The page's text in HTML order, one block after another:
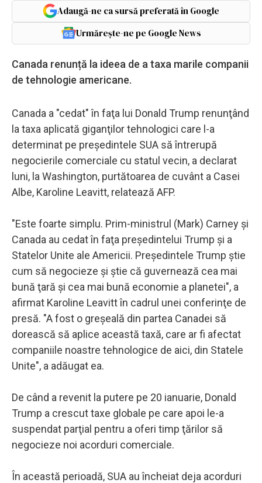
Adaugă-ne ca sursă preferată în Google
Urmărește-ne pe Google News
Canada renunță la ideea de a taxa marile companii
de tehnologie americane.
Canada a "cedat" în faţa lui Donald Trump renunţând
la taxa aplicată giganţilor tehnologici care l-a
determinat pe preşedintele SUA să întrerupă
negocierile comerciale cu statul vecin, a declarat
luni, la Washington, purtătoarea de cuvânt a Casei
Albe, Karoline Leavitt, relatează AFP.
"Este foarte simplu. Prim-ministrul (Mark) Carney şi
Canada au cedat în faţa preşedintelui Trump şi a
Statelor Unite ale Americii. Preşedintele Trump ştie
cum să negocieze şi ştie că guvernează cea mai
bună ţară şi cea mai bună economie a planetei", a
afirmat Karoline Leavitt în cadrul unei conferinţe de
presă. "A fost o greşeală din partea Canadei să
dorească să aplice această taxă, care ar fi afectat
companiile noastre tehnologice de aici, din Statele
Unite", a adăugat ea.
De când a revenit la putere pe 20 ianuarie, Donald
Trump a crescut taxe globale pe care apoi le-a
suspendat parţial pentru a oferi timp ţărilor să
negocieze noi acorduri comerciale.
În această perioadă, SUA au încheiat deja acorduri